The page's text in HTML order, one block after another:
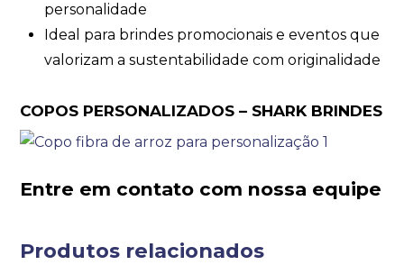
personalidade
Ideal para brindes promocionais e eventos que
valorizam a sustentabilidade com originalidade
COPOS PERSONALIZADOS – SHARK BRINDES
Entre em contato com nossa equipe
Produtos relacionados